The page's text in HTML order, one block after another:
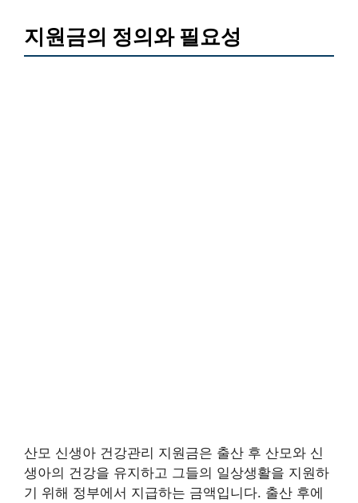
지원금의 정의와 필요성
산모 신생아 건강관리 지원금은 출산 후 산모와 신
생아의 건강을 유지하고 그들의 일상생활을 지원하
기 위해 정부에서 지급하는 금액입니다. 출산 후에